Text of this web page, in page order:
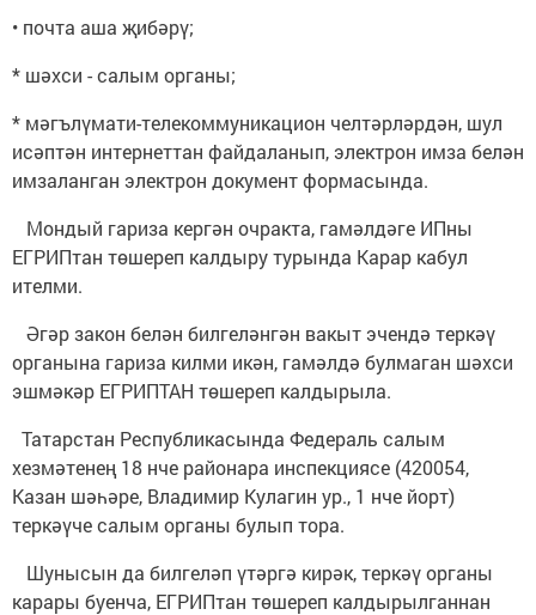
• почта аша җибәрү;
* шәхси - салым органы;
* мәгълүмати-телекоммуникацион челтәрләрдән, шул
исәптән интернеттан файдаланып, электрон имза белән
имзаланган электрон документ формасында.
Мондый гариза кергән очракта, гамәлдәге ИПны
ЕГРИПтан төшереп калдыру турында Карар кабул
ителми.
Әгәр закон белән билгеләнгән вакыт эчендә теркәү
органына гариза килми икән, гамәлдә булмаган шәхси
эшмәкәр ЕГРИПТАН төшереп калдырыла.
Татарстан Республикасында Федераль салым
хезмәтенең 18 нче районара инспекциясе (420054,
Казан шәһәре, Владимир Кулагин ур., 1 нче йорт)
теркәүче салым органы булып тора.
Шунысын да билгеләп үтәргә кирәк, теркәү органы
карары буенча, ЕГРИПтан төшереп калдырылганнан